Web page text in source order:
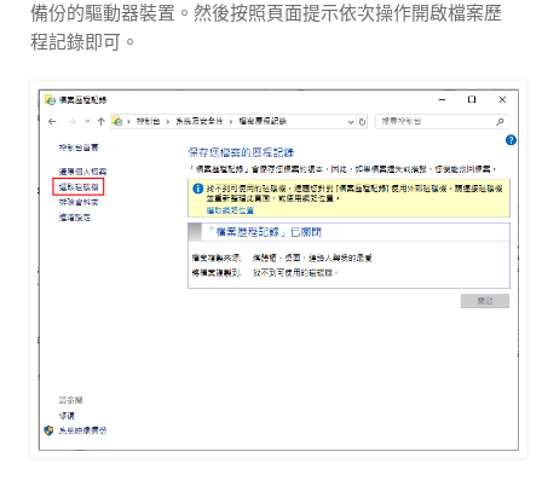
備份的驅動器裝置。然後按照頁面提示依次操作開啟檔案歷
程記錄即可。